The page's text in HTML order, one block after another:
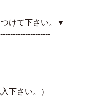
けて下さい。▼
下さい。）